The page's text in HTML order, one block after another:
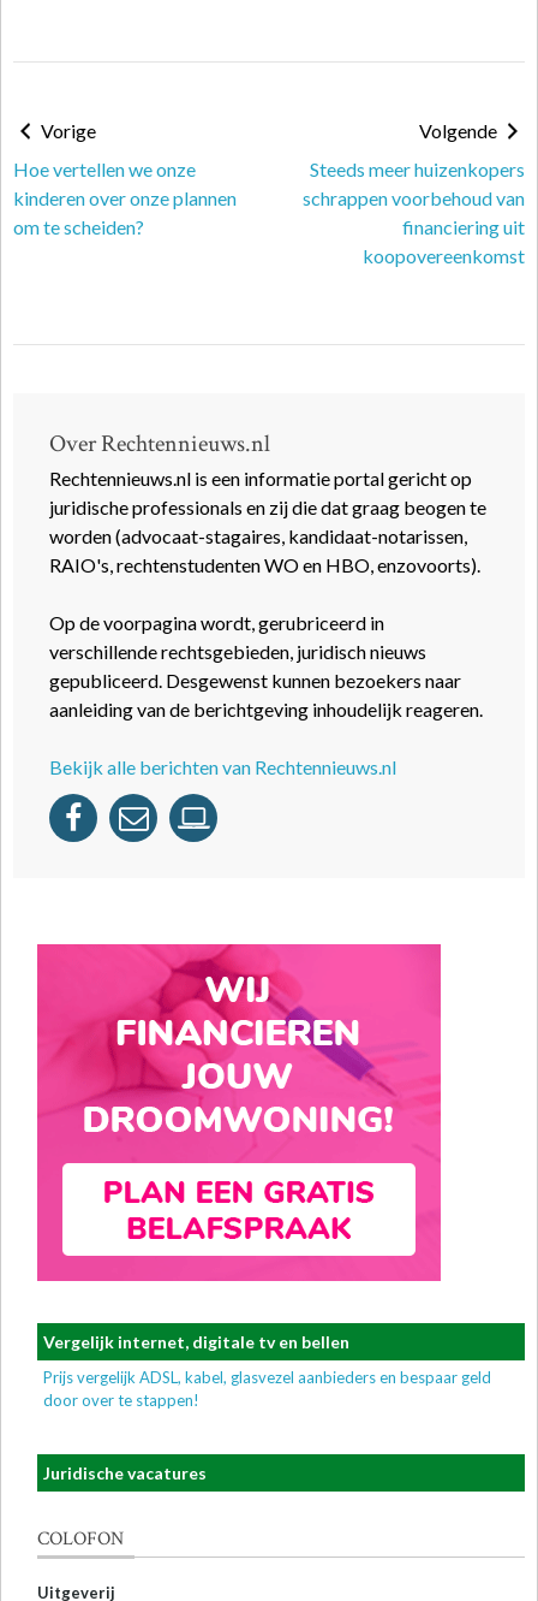
Vorige
Hoe vertellen we onze
kinderen over onze plannen
om te scheiden?
Volgende
Steeds meer huizenkopers
schrappen voorbehoud van
financiering uit
koopovereenkomst
Over Rechtennieuws.nl
Rechtennieuws.nl is een informatie portal gericht op
juridische professionals en zij die dat graag beogen te
worden (advocaat-stagaires, kandidaat-notarissen,
RAIO's, rechtenstudenten WO en HBO, enzovoorts).
Op de voorpagina wordt, gerubriceerd in
verschillende rechtsgebieden, juridisch nieuws
gepubliceerd. Desgewenst kunnen bezoekers naar
aanleiding van de berichtgeving inhoudelijk reageren.
Bekijk alle berichten van Rechtennieuws.nl
Vergelijk internet, digitale tv en bellen
Prijs vergelijk ADSL, kabel, glasvezel aanbieders en bespaar geld
door over te stappen!
Juridische vacatures
COLOFON
Uitgeverij